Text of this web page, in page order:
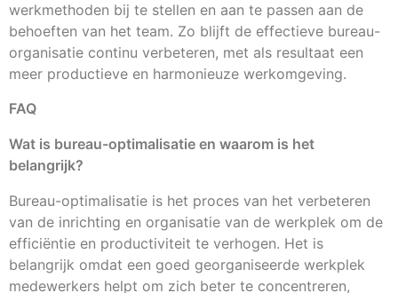
werkmethoden bij te stellen en aan te passen aan de
behoeften van het team. Zo blijft de effectieve bureau-
organisatie continu verbeteren, met als resultaat een
meer productieve en harmonieuze werkomgeving.
FAQ
Wat is bureau-optimalisatie en waarom is het
belangrijk?
Bureau-optimalisatie is het proces van het verbeteren
van de inrichting en organisatie van de werkplek om de
efficiëntie en productiviteit te verhogen. Het is
belangrijk omdat een goed georganiseerde werkplek
medewerkers helpt om zich beter te concentreren,